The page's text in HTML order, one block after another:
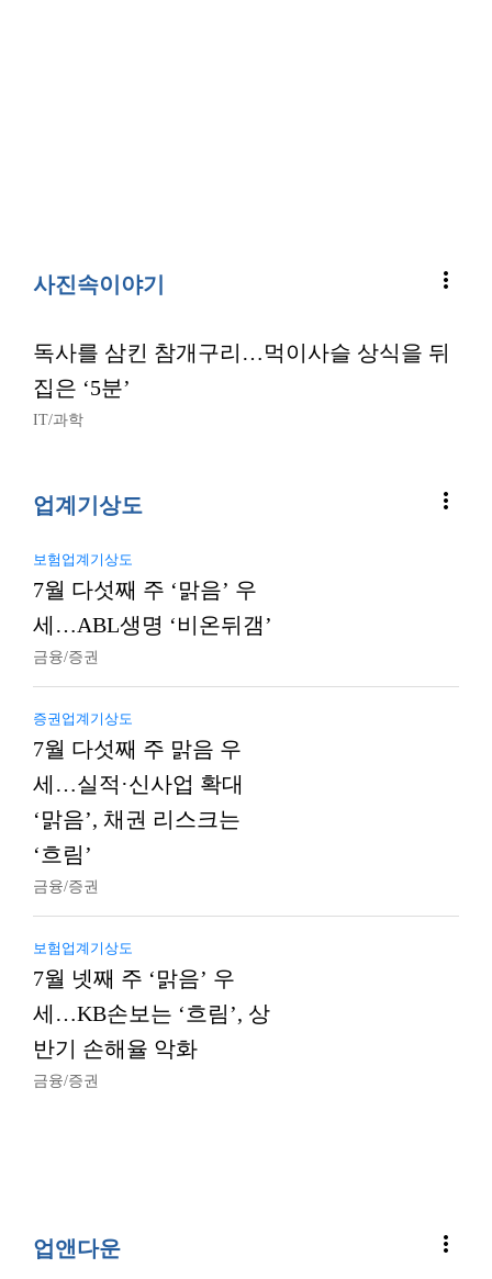
사진속이야기 more_vert
독사를 삼킨 참개구리…먹이사슬 상식을 뒤
집은 ‘5분’
IT/과학
업계기상도 more_vert
보험업계기상도
7월 다섯째 주 ‘맑음’ 우
세…ABL생명 ‘비온뒤갬’
금융/증권
증권업계기상도
7월 다섯째 주 맑음 우
세…실적·신사업 확대
‘맑음’, 채권 리스크는
‘흐림’
금융/증권
보험업계기상도
7월 넷째 주 ‘맑음’ 우
세…KB손보는 ‘흐림’, 상
반기 손해율 악화
금융/증권
업앤다운 more_vert